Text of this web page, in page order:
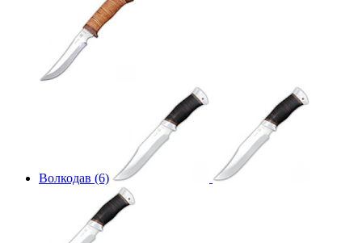
Волкодав (6)